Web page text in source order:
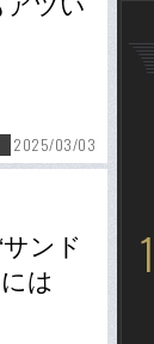
2025/03/03
ンド
は